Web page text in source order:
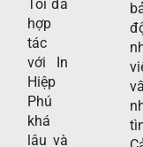
Tôi đã
hợp
tác
với In
Hiệp
Phú
khá
lâu và